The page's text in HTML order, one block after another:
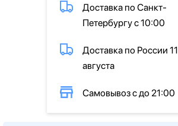
Доставка по Санкт-
Петербургу с 10:00
Доставка по России 11
августа
Самовывоз с до 21:00